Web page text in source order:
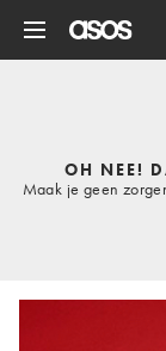
OH NEE!
Maak je geen